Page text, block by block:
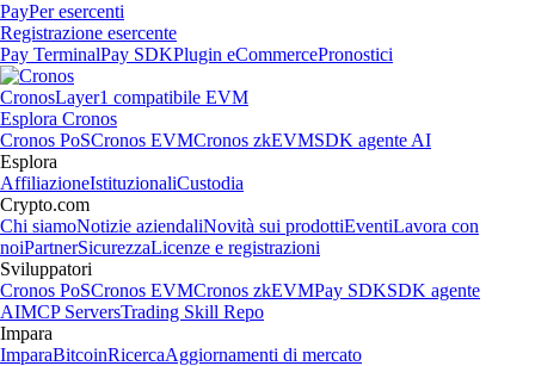
PayPer esercenti
Registrazione esercente
Pay TerminalPay SDKPlugin eCommercePronostici
CronosLayer1 compatibile EVM
Esplora Cronos
Cronos PoSCronos EVMCronos zkEVMSDK agente AI
Esplora
AffiliazioneIstituzionaliCustodia
Crypto.com
Chi siamoNotizie aziendaliNovità sui prodottiEventiLavora con
noiPartnerSicurezzaLicenze e registrazioni
Sviluppatori
Cronos PoSCronos EVMCronos zkEVMPay SDKSDK agente
AIMCP ServersTrading Skill Repo
Impara
ImparaBitcoinRicercaAggiornamenti di mercato